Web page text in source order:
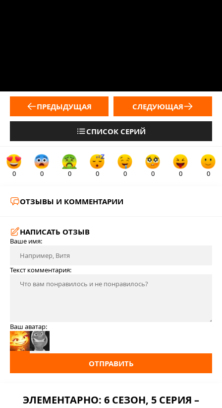
ПРЕДЫДУЩАЯ
СПИСОК СЕРИЙ
СЛЕДУЮЩАЯ
0 0 0 0 0 0 0 0
ОТЗЫВЫ И КОММЕНТАРИИ
НАПИСАТЬ ОТЗЫВ
Ваше имя:
Текст комментария:
Ваш аватар:
ОТПРАВИТЬ
ЭЛЕМЕНТАРНО: 6 СЕЗОН, 5 СЕРИЯ –